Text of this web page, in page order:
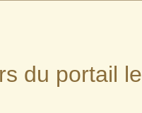
du portail